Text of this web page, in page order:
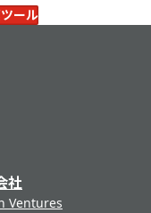
ール
社
Ventures